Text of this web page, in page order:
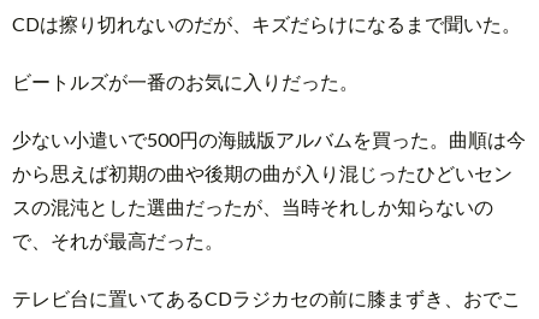
CDは擦り切れないのだが、キズだらけになるまで聞いた。
ビートルズが一番のお気に入りだった。
少ない小遣いで500円の海賊版アルバムを買った。曲順は今
から思えば初期の曲や後期の曲が入り混じったひどいセン
スの混沌とした選曲だったが、当時それしか知らないの
で、それが最高だった。
テレビ台に置いてあるCDラジカセの前に膝まずき、おでこ